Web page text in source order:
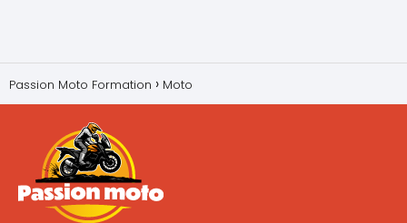
Passion Moto Formation Moto